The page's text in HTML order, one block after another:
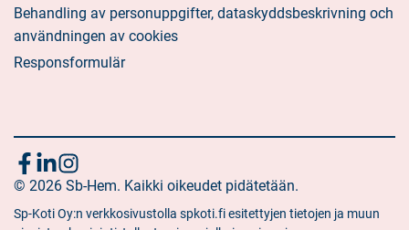
Behandling av personuppgifter, dataskyddsbeskrivning och
användningen av cookies
Responsformulär
Följ
oss
Sociala
media:
facebook
Sociala
media:
linkedin
Sociala
media:
instagram
© 2026 Sb-Hem. Kaikki oikeudet pidätetään.
Sp-Koti Oy:n verkkosivustolla spkoti.fi esitettyjen tietojen ja muun